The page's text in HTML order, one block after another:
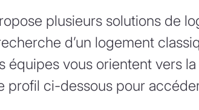
plusieurs solutions de
d’un logement
vous orientent vers
profil ci-dessous pour